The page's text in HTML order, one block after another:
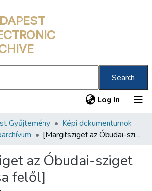
Search
Log In (current)
Gyűjtemény
Képi dokumentumok
[Margitsziget az Óbudai-sziget déli csúcsa felől]
az Óbudai-sziget
felől]